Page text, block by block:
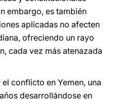
embargo, es también
aplicadas no afecten
ofreciendo un rayo
cada vez más atenazada
conflicto en Yemen, una
desarrollándose en